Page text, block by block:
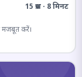
15 प्रश्न · 8 मिनट
मजबूत करें।